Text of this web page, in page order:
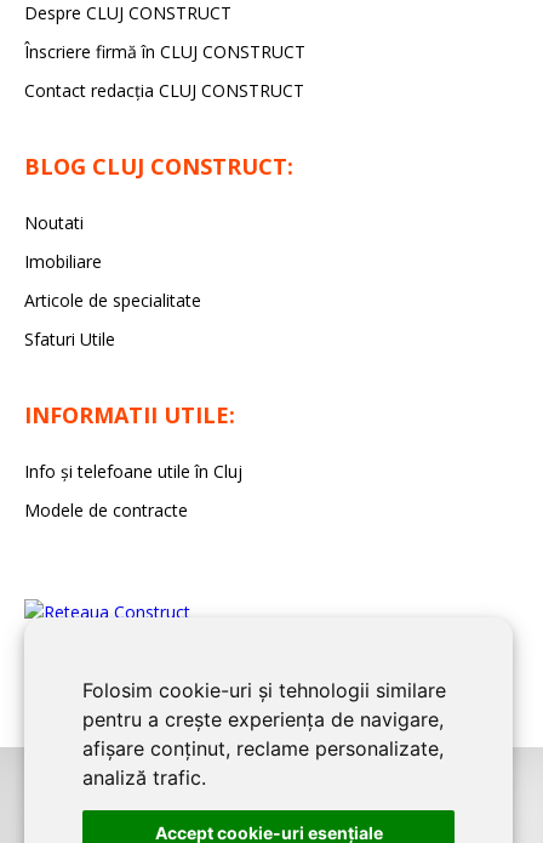
Folosim cookie-uri și tehnologii similare
pentru a crește experiența de navigare,
afișare conținut, reclame personalizate,
analiză trafic.
Accept cookie-uri esenţiale
Despre CLUJ CONSTRUCT
Înscriere firmă în CLUJ CONSTRUCT
Contact redacția CLUJ CONSTRUCT
BLOG CLUJ CONSTRUCT:
Noutati
Imobiliare
Articole de specialitate
Sfaturi Utile
INFORMATII UTILE:
Info și telefoane utile în Cluj
Modele de contracte
CLUJ CONSTRUCTeste un serviciu de promovare online pentru